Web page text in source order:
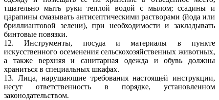
тщательно мыть руки теплой водой с мылом; ссадины и
царапины смазывать антисептическими растворами (йода или
бриллиантовой зелени), при необходимости и закладывать
бинтовые повязки.
12. Инструменты, посуда и материалы в пункте
искусственного осеменения сельскохозяйственных животных,
а также верхняя и санитарная одежда и обувь должны
храниться в специальных шкафах.
13. Лица, нарушающие требования настоящей инструкции,
несут ответственность в порядке, установленном
законодательством.